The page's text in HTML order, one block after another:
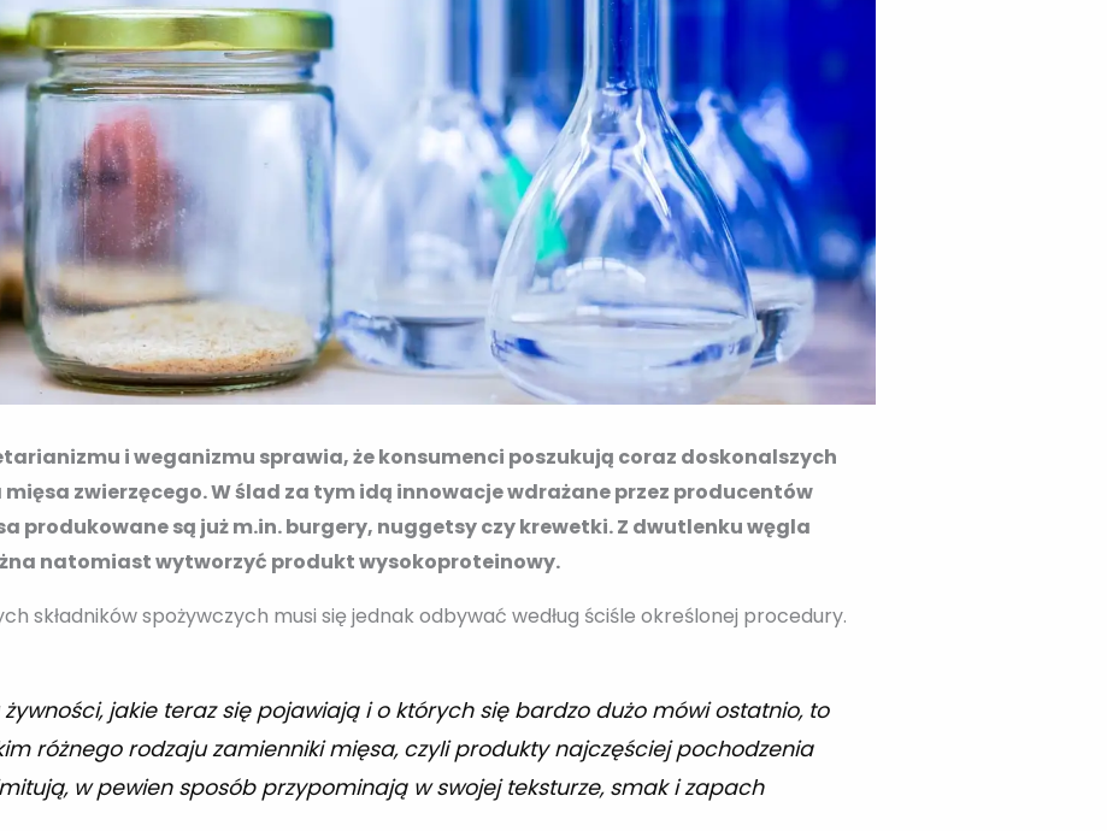
i weganizmu sprawia, że konsumenci poszukują coraz doskonalszych
zwierzęcego. W ślad za tym idą innowacje wdrażane przez producentów
produkowane są już m.in. burgery, nuggetsy czy krewetki. Z dwutlenku węgla
natomiast wytworzyć produkt wysokoproteinowy.
składników spożywczych musi się jednak odbywać według ściśle określonej procedury.
jakie teraz się pojawiają i o których się bardzo dużo mówi ostatnio, to
różnego rodzaju zamienniki mięsa, czyli produkty najczęściej pochodzenia
w pewien sposób przypominają w swojej teksturze, smak i zapach